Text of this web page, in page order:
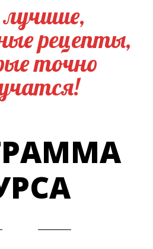
рецепты,
точно